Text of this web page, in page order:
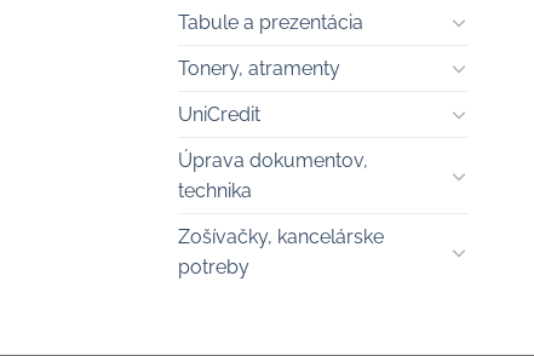
Tabule a prezentácia
Tonery, atramenty
UniCredit
Úprava dokumentov,
technika
Zošívačky, kancelárske
potreby